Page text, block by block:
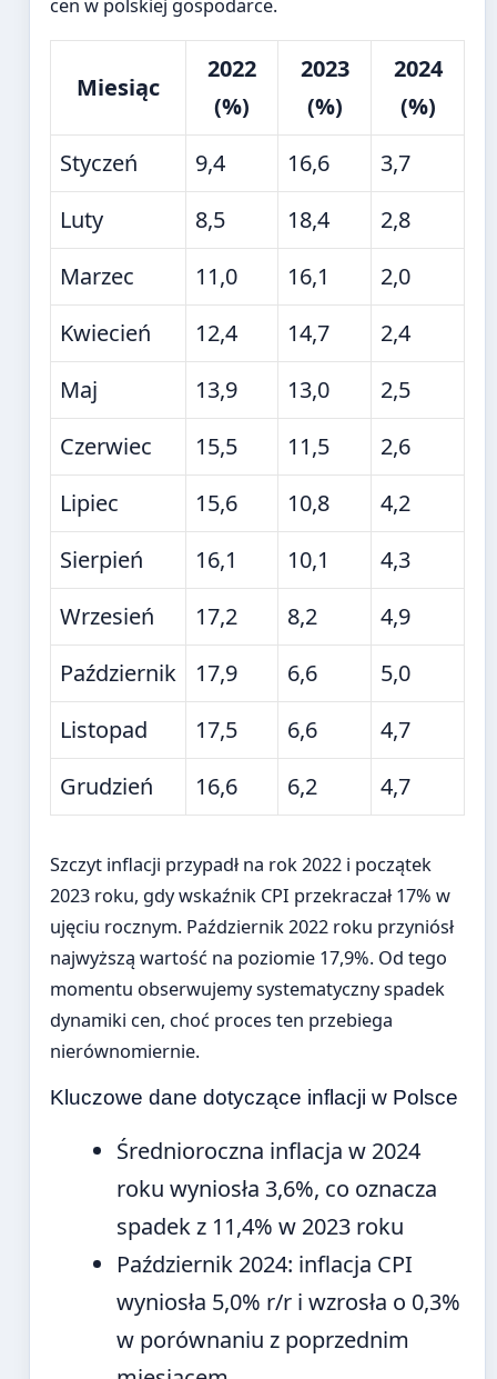
cen w polskiej gospodarce.
Miesiąc
2022
(%)
2023
(%)
2024
(%)
Styczeń
9,4 16,6
3,7
Luty
8,5 18,4
2,8
Marzec
11,0 16,1
2,0
Kwiecień
12,4 14,7
2,4
Maj
13,9 13,0
2,5
Czerwiec
15,5 11,5
2,6
Lipiec
15,6 10,8
4,2
Sierpień
16,1 10,1
4,3
Wrzesień
17,2 8,2
4,9
Październik
17,9 6,6
5,0
Listopad
17,5 6,6
4,7
Grudzień
16,6 6,2 4,7
Szczyt inflacji przypadł na rok 2022 i początek
2023 roku, gdy wskaźnik CPI przekraczał 17% w
ujęciu rocznym. Październik 2022 roku przyniósł
najwyższą wartość na poziomie 17,9%. Od tego
momentu obserwujemy systematyczny spadek
dynamiki cen, choć proces ten przebiega
nierównomiernie.
Kluczowe dane dotyczące inflacji w Polsce
Średnioroczna inflacja w 2024
roku wyniosła 3,6%, co oznacza
spadek z 11,4% w 2023 roku
Październik 2024: inflacja CPI
wyniosła 5,0% r/r i wzrosła o 0,3%
w porównaniu z poprzednim